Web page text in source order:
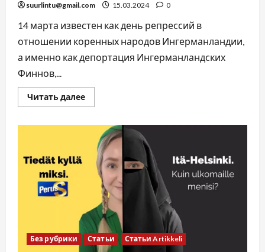
suurlintu@gmail.com 15.03.2024 0
14 марта известен как день репрессий в
отношении коренных народов Ингерманландии,
а именно как депортация Ингерманландских
Финнов,...
Читать далее
Без рубрики Статьи Статьи Artikkeli